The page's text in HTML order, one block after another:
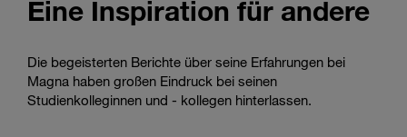
Eine Inspiration für andere
Die begeisterten Berichte über seine Erfahrungen bei
Magna haben großen Eindruck bei seinen
Studienkolleginnen und - kollegen hinterlassen.